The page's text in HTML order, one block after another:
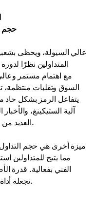
حجم
المتداولين نظرًا
السوق وتقلبات منتظمة،
يتفاعل الرمز بشكل حاد
آلية الستيكينغ،
العديد من المحفزات قصيرة المدى لتحرك السعر.
ميزة أخرى هي حجم التداول
الفني بفعالية. قدرة
تجعله أداة واعدة لأولئك الباحثين عن فرص للربح.